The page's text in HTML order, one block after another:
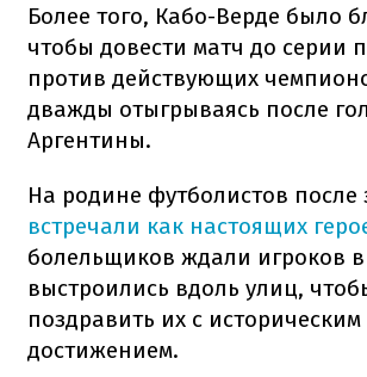
Более того, Кабо-Верде было
чтобы довести матч до серии
против действующих
дважды отыгрываясь после
Аргентины.
На родине футболистов после
встречали как настоящих
болельщиков ждали игроков в
выстроились вдоль улиц,
поздравить их с историческим
достижением.